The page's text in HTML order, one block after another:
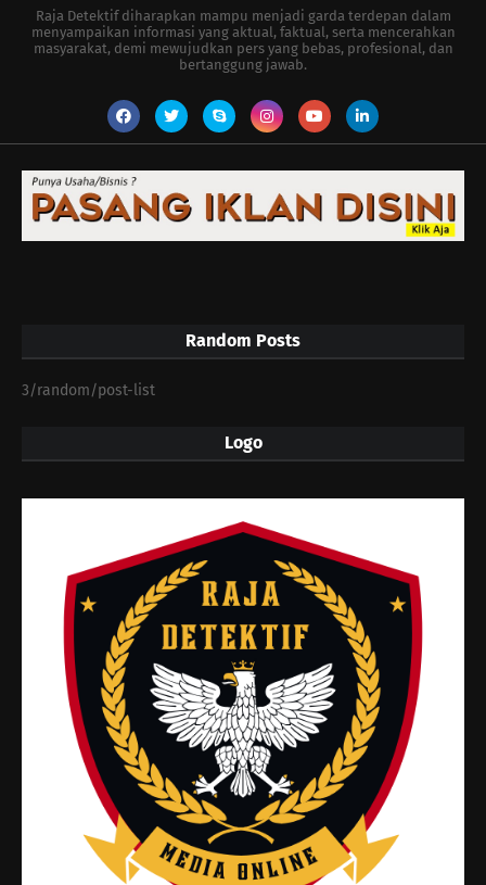
Raja Detektif diharapkan mampu menjadi garda terdepan dalam
menyampaikan informasi yang aktual, faktual, serta mencerahkan
masyarakat, demi mewujudkan pers yang bebas, profesional, dan
bertanggung jawab.
Random Posts
3/random/post-list
Logo